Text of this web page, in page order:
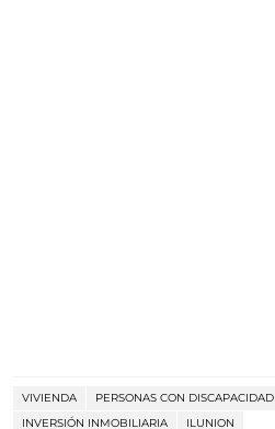
VIVIENDA PERSONAS CON DISCAPACIDAD
INVERSIÓN INMOBILIARIA
ILUNION